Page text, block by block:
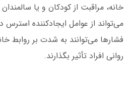
خانه، مراقبت از کودکان و یا
می‌تواند از عوامل ایجادکننده استرس
فشارها می‌توانند به شدت بر روابط
روانی افراد تأثیر بگذارند.